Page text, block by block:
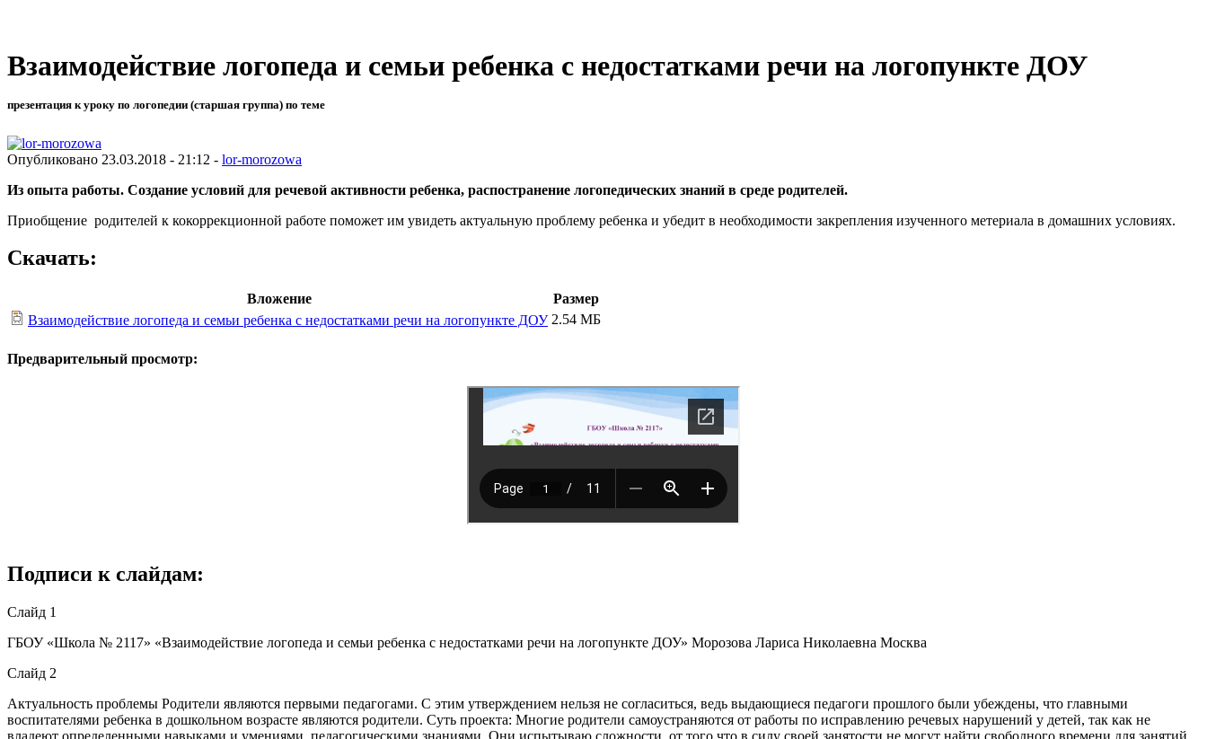
Взаимодействие логопеда и семьи ребенка с недостатками речи на логопункте ДОУ
презентация к уроку по логопедии (старшая группа) по теме
Опубликовано 23.03.2018 - 21:12 - lor-morozowa
Из опыта работы. Создание условий для речевой активности ребенка, распостранение логопедических знаний в среде родителей.
Приобщение родителей к кокоррекционной работе поможет им увидеть актуальную проблему ребенка и убедит в необходимости закрепления изученного метериала в домашних условиях.
Скачать:
Вложение
Размер
Взаимодействие логопеда и семьи ребенка с недостатками речи на логопункте ДОУ 2.54 МБ
Предварительный просмотр:
Подписи к слайдам:
Слайд 1
ГБОУ «Школа № 2117» «Взаимодействие логопеда и семьи ребенка с недостатками речи на логопункте ДОУ» Морозова Лариса Николаевна Москва
Слайд 2
Актуальность проблемы Родители являются первыми педагогами. С этим утверждением нельзя не согласиться, ведь выдающиеся педагоги прошлого были убеждены, что главными
воспитателями ребенка в дошкольном возрасте являются родители. Суть проекта: Многие родители самоустраняются от работы по исправлению речевых нарушений у детей, так как не
владеют определенными навыками и умениями, педагогическими знаниями. Они испытываю сложности, от того что в силу своей занятости не могут найти свободного времени для занятий